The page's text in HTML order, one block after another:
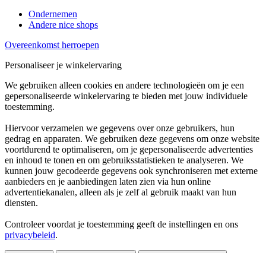
Ondernemen
Andere nice shops
Overeenkomst herroepen
Personaliseer je winkelervaring
We gebruiken alleen cookies en andere technologieën om je een
gepersonaliseerde winkelervaring te bieden met jouw individuele
toestemming.
Hiervoor verzamelen we gegevens over onze gebruikers, hun
gedrag en apparaten. We gebruiken deze gegevens om onze website
voortdurend te optimaliseren, om je gepersonaliseerde advertenties
en inhoud te tonen en om gebruiksstatistieken te analyseren. We
kunnen jouw gecodeerde gegevens ook synchroniseren met externe
aanbieders en je aanbiedingen laten zien via hun online
advertentiekanalen, alleen als je zelf al gebruik maakt van hun
diensten.
Controleer voordat je toestemming geeft de instellingen en ons
privacybeleid.